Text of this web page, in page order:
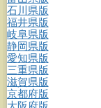
石川県版
福井県版
岐阜県版
静岡県版
愛知県版
三重県版
滋賀県版
京都府版
大阪府版